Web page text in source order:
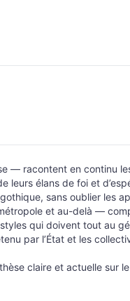
— racontent en continu
leurs élans de foi et
sans oublier les
et au-delà —
qui doivent tout au
par l’État et les
claire et actuelle sur